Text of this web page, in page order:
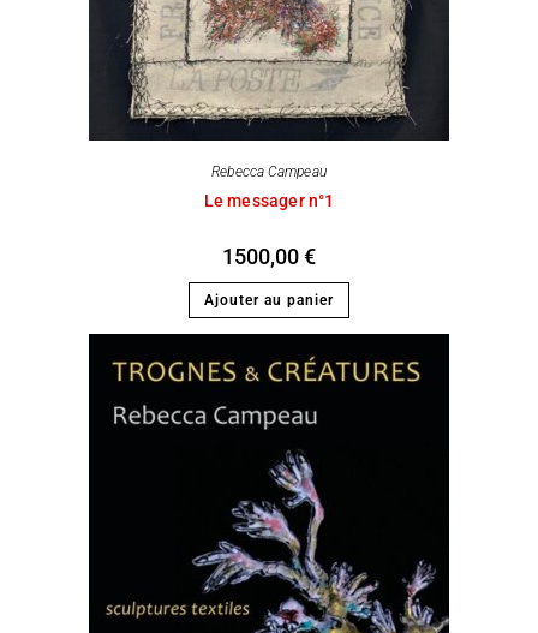
Rebecca Campeau
Le messager n°1
1500,00€
Ajouter au panier